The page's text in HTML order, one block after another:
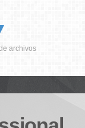
archivos